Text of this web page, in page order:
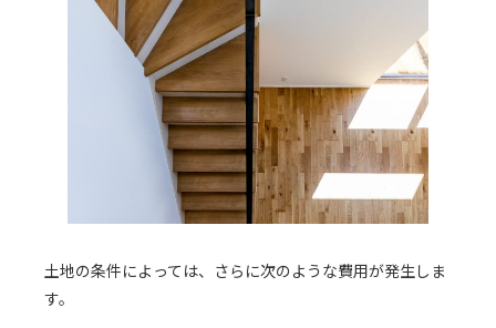
土地の条件によっては、さらに次のような費用が発生しま
す。